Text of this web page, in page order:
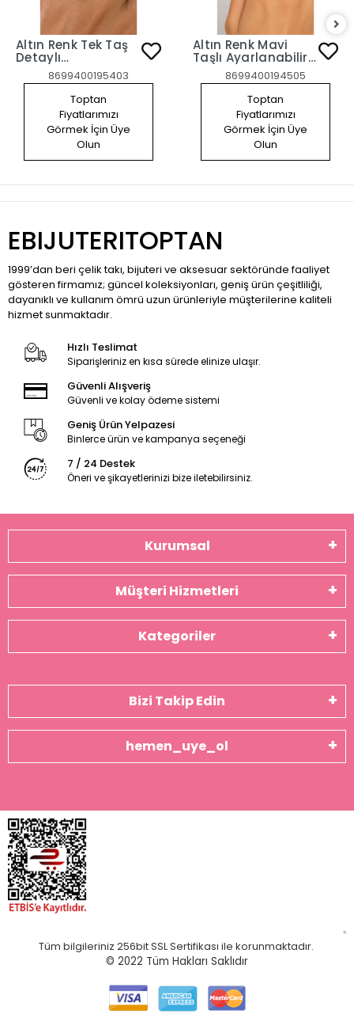
Altın Renk Tek Taş
Detaylı
Ayarlanabilir Yüzük
8699400195403
Toptan
Fiyatlarımızı
Görmek İçin Üye
Olun
Altın Renk Mavi
Taşlı Ayarlanabilir
Yüzük8699400194505
Toptan
Fiyatlarımızı
Görmek İçin Üye
Olun
EBIJUTERITOPTAN
1999’dan beri çelik takı, bijuteri ve aksesuar sektöründe faaliyet
gösteren firmamız; güncel koleksiyonları, geniş ürün çeşitliliği,
dayanıklı ve kullanım ömrü uzun ürünleriyle müşterilerine kaliteli
hizmet sunmaktadır.
Hızlı Teslimat
Siparişleriniz en kısa sürede elinize ulaşır.
Güvenli Alışveriş
Güvenli ve kolay ödeme sistemi
Geniş Ürün Yelpazesi
Binlerce ürün ve kampanya seçeneği
7 / 24 Destek
Öneri ve şikayetlerinizi bize iletebilirsiniz.
Kurumsal
Müşteri Hizmetleri
Kategoriler
Bizi Takip Edin
hemen_uye_ol
Tüm bilgileriniz 256bit SSL Sertifikası ile korunmaktadır.
© 2022 Tüm Hakları Saklıdır